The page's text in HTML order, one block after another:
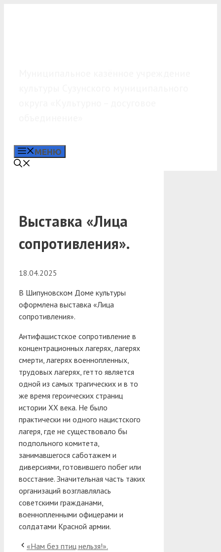
МЕНЮ
Выставка «Лица
сопротивления».
18.04.2025
В Шипуновском Доме культуры
оформлена выставка «Лица
сопротивления».
Антифашистское сопротивление в
концентрационных лагерях, лагерях
смерти, лагерях военнопленных,
трудовых лагерях, гетто является
одной из самых трагических и в то
же время героических страниц
истории XX века. Не было
практически ни одного нацистского
лагеря, где не существовало бы
подпольного комитета,
занимавшегося саботажем и
диверсиями, готовившего побег или
восстание. Значительная часть таких
организаций возглавлялась
советскими гражданами,
военнопленными офицерами и
солдатами Красной армии.
«Нам без птиц нельзя!».